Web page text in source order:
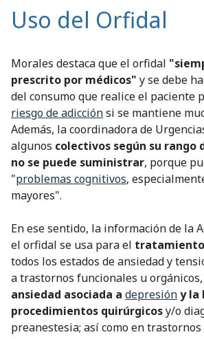
Uso del Orfidal
Morales destaca que el orfidal
prescrito por médicos" y se debe
del consumo que realice el paciente
riesgo de adicciónsi se mantiene
Además, la coordinadora de
algunos colectivos según su rango
no se puede suministrar, porque
"problemas cognitivos,
mayores".
En ese sentido, la información de la
el orfidal se usa para el
todos los estados de ansiedad y
a trastornos funcionales u
ansiedad asociada a depresióny la
procedimientos quirúrgicosy/o
preanestesia; así como en trastornos